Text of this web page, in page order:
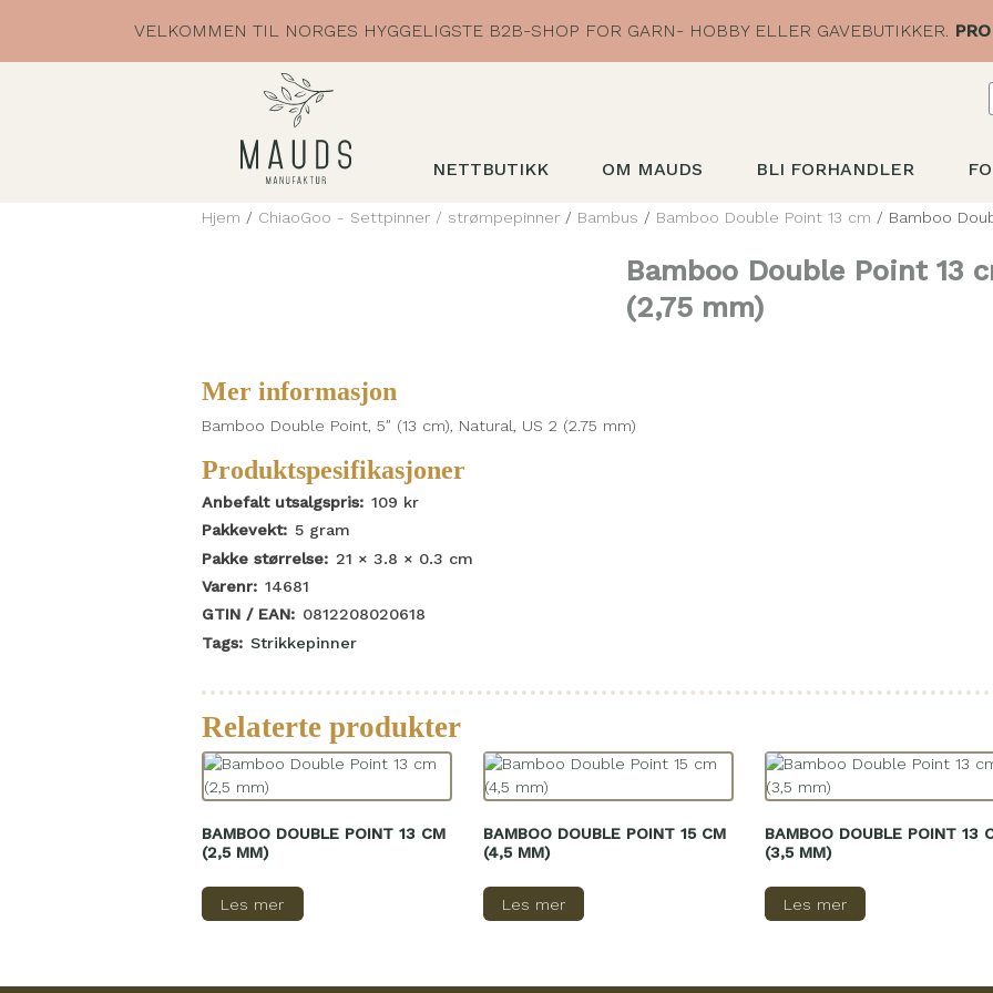
content
VELKOMMEN TIL NORGES HYGGELIGSTE B2B-SHOP FOR GARN- HOBBY ELLER GAVEBUTIKKER.
NETTBUTIKK OM MAUDS BLI FORHANDLER
Hjem / ChiaoGoo - Settpinner / strømpepinner / Bambus / Bamboo Double Point 13 cm / Bamboo
Bamboo Double Point 13
(2,75 mm)
Mer informasjon
Bamboo Double Point, 5″ (13 cm), Natural, US 2 (2.75 mm)
Produktspesifikasjoner
Anbefalt utsalgspris: 109 kr
Pakkevekt: 5 gram
Pakke størrelse: 21 × 3.8 × 0.3 cm
Varenr: 14681
GTIN / EAN: 0812208020618
Tags: Strikkepinner
Relaterte produkter
BAMBOO DOUBLE POINT 13 CM
(2,5 MM)
Les mer
BAMBOO DOUBLE POINT 15 CM
(4,5 MM)
Les mer
BAMBOO DOUBLE POINT 13
(3,5 MM)
Les mer